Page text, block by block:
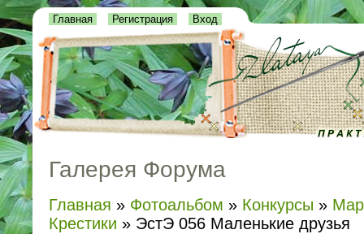
Главная Регистрация Вход
Галерея Форума
Главная » Фотоальбом » Конкурсы »
Крестики » ЭстЭ 056 Маленькие друзья